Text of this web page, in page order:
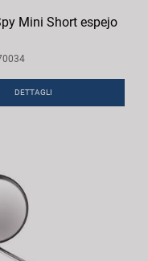
Mini Short espejo
DETTAGLI